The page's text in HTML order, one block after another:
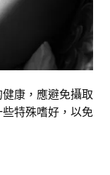
康，應避免攝取
特殊嗜好，以免